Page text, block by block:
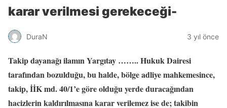
karar verilmesi gerekeceği-
DuraN 3 yıl önce
Takip dayanağı ilamın Yargıtay …….. Hukuk Dairesi
tarafından bozulduğu, bu halde, bölge adliye mahkemesince,
takip, İİK md. 40/1’e göre olduğu yerde duracağından
hacizlerin kaldırılmasına karar verilemez ise de; takibin